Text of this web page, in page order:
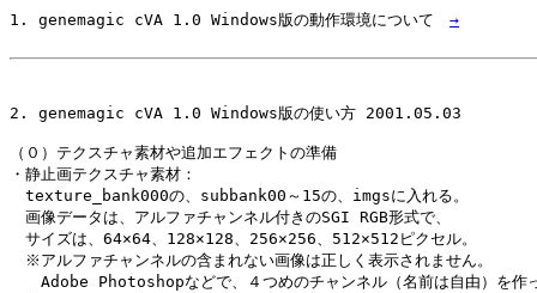
1. genemagic cVA 1.0 Windows版の動作環境について →
2. genemagic cVA 1.0 Windows版の使い方 2001.05.03
（０）テクスチャ素材や追加エフェクトの準備
・静止画テクスチャ素材：
texture_bank000の、subbank00～15の、imgsに入れる。
画像データは、アルファチャンネル付きのSGI RGB形式で、
サイズは、64×64、128×128、256×256、512×512ピクセル。
※アルファチャンネルの含まれない画像は正しく表示されません。
Adobe Photoshopなどで、４つめのチャンネル（名前は自由）を作